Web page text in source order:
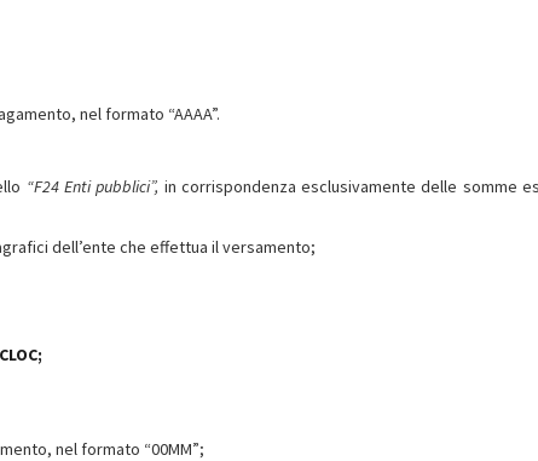
nel formato “AAAA”.
“F24 Enti pubblici”, in corrispondenza esclusivamente delle somme
dell’ente che effettua il versamento;
CLOC;
nel formato “00MM”;